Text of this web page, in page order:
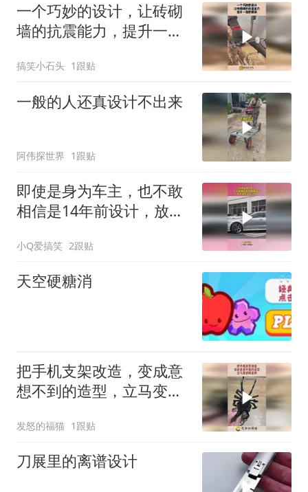
一个巧妙的设计，让砖砌
墙的抗震能力，提升一倍
搞笑小石头 1跟贴
一般的人还真设计不出来
阿伟探世界 1跟贴
即使是身为车主，也不敢
相信是14年前设计，放在
小Q爱搞笑 2跟贴
天空硬糖消
把手机支架改造，变成意
想不到的造型，立马变成
发怒的福猫 1跟贴
刀展里的离谱设计